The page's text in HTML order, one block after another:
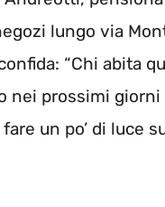
lungo via
“Chi abita
nei prossimi
un po’ di luce